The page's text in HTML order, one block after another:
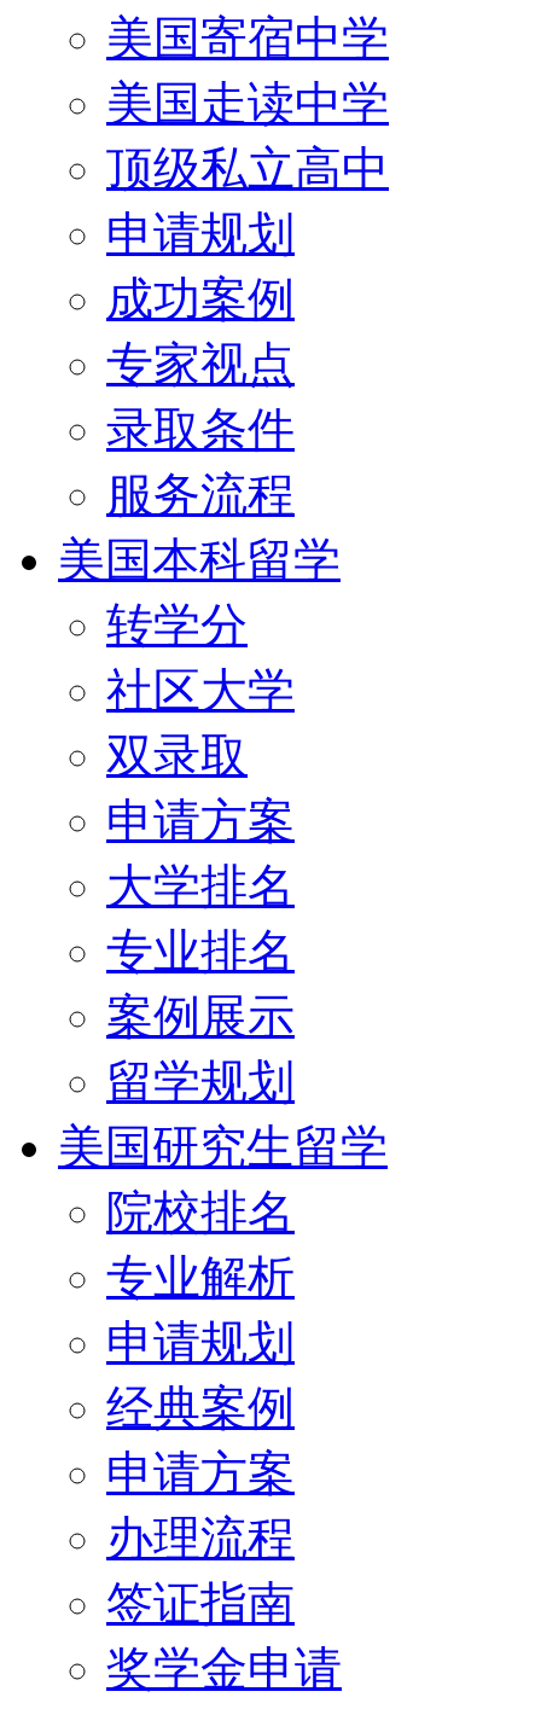
美国寄宿中学
美国走读中学
顶级私立高中
申请规划
成功案例
专家视点
录取条件
服务流程
美国本科留学
转学分
社区大学
双录取
申请方案
大学排名
专业排名
案例展示
留学规划
美国研究生留学
院校排名
专业解析
申请规划
经典案例
申请方案
办理流程
签证指南
奖学金申请